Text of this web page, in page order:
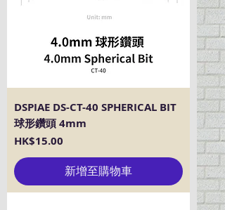
DSPIAE DS-CT-40 SPHERICAL BIT
球形鑽頭 4mm
價格
HK$15.00
新增至購物車